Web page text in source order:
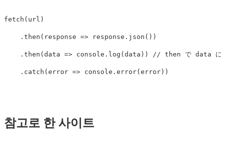
fetch ( url )
. then ( response => response . json ())
. then (data => console . log (data )) // then で data に
. catch (error => console . error(error))
참고로 한 사이트